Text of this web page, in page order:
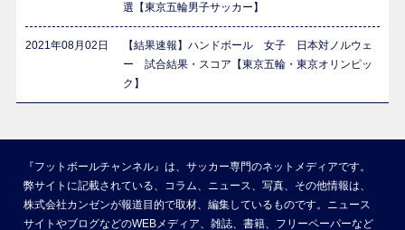
選【東京五輪男子サッカー】
2021年08月02日
【結果速報】ハンドボール 女子 日本対ノルウェ
ー 試合結果・スコア【東京五輪・東京オリンピッ
ク】
『フットボールチャンネル』は、サッカー専門のネットメディアです。
弊サイトに記載されている、コラム、ニュース、写真、その他情報は、
株式会社カンゼンが報道目的で取材、編集しているものです。ニュース
サイトやブログなどのWEBメディア、雑誌、書籍、フリーペーパーなど